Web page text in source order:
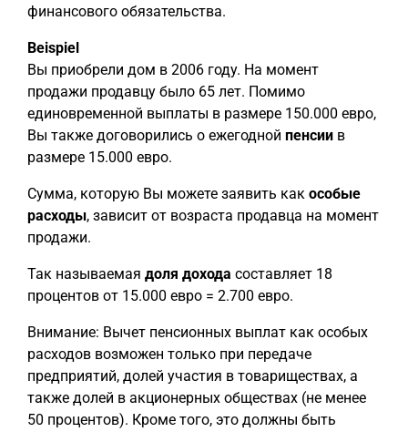
финансового обязательства.
Beispiel
Вы приобрели дом в 2006 году. На момент
продажи продавцу было 65 лет. Помимо
единовременной выплаты в размере 150.000 евро,
Вы также договорились о ежегодной пенсии в
размере 15.000 евро.
Сумма, которую Вы можете заявить как особые
расходы, зависит от возраста продавца на момент
продажи.
Так называемая доля дохода составляет 18
процентов от 15.000 евро = 2.700 евро.
Внимание: Вычет пенсионных выплат как особых
расходов возможен только при передаче
предприятий, долей участия в товариществах, а
также долей в акционерных обществах (не менее
50 процентов). Кроме того, это должны быть